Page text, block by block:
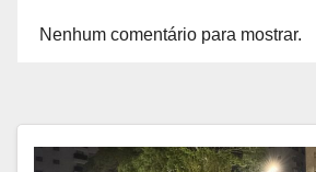
Nenhum comentário para mostrar.